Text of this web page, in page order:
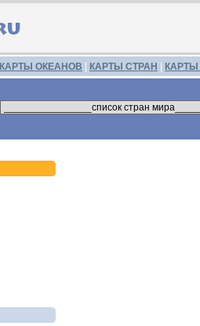
КАРТЫ ОКЕАНОВ КАРТЫ СТРАН